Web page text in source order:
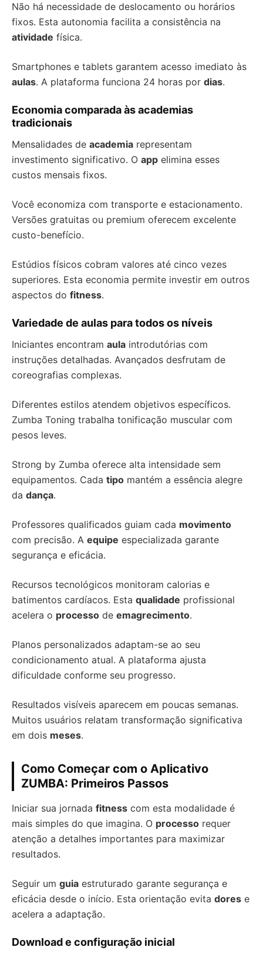
Não há necessidade de deslocamento ou horários
fixos. Esta autonomia facilita a consistência na
atividade física.
Smartphones e tablets garantem acesso imediato às
aulas. A plataforma funciona 24 horas por dias.
Economia comparada às academias
tradicionais
Mensalidades de academia representam
investimento significativo. O app elimina esses
custos mensais fixos.
Você economiza com transporte e estacionamento.
Versões gratuitas ou premium oferecem excelente
custo-benefício.
Estúdios físicos cobram valores até cinco vezes
superiores. Esta economia permite investir em outros
aspectos do fitness.
Variedade de aulas para todos os níveis
Iniciantes encontram aula introdutórias com
instruções detalhadas. Avançados desfrutam de
coreografias complexas.
Diferentes estilos atendem objetivos específicos.
Zumba Toning trabalha tonificação muscular com
pesos leves.
Strong by Zumba oferece alta intensidade sem
equipamentos. Cada tipo mantém a essência alegre
da dança.
Professores qualificados guiam cada movimento
com precisão. A equipe especializada garante
segurança e eficácia.
Recursos tecnológicos monitoram calorias e
batimentos cardíacos. Esta qualidade profissional
acelera o processo de emagrecimento.
Planos personalizados adaptam-se ao seu
condicionamento atual. A plataforma ajusta
dificuldade conforme seu progresso.
Resultados visíveis aparecem em poucas semanas.
Muitos usuários relatam transformação significativa
em dois meses.
Como Começar com o Aplicativo
ZUMBA: Primeiros Passos
Iniciar sua jornada fitness com esta modalidade é
mais simples do que imagina. O processo requer
atenção a detalhes importantes para maximizar
resultados.
Seguir um guia estruturado garante segurança e
eficácia desde o início. Esta orientação evita dores e
acelera a adaptação.
Download e configuração inicial